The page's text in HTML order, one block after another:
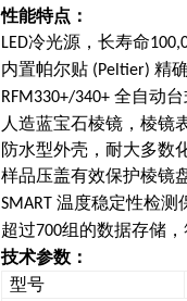
性能特点：
LED冷光源，长寿命
内置帕尔贴 (Peltier) 精
RFM330+/340+ 全自动
人造蓝宝石棱镜，棱镜
防水型外壳，耐大多数
样品压盖有效保护棱镜
SMART 温度稳定性检测
超过700组的数据存储
技术参数：
型号